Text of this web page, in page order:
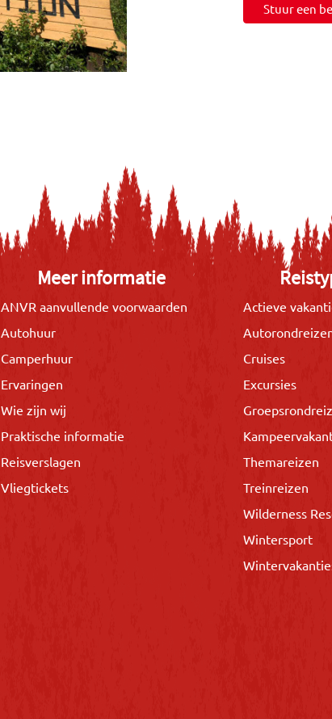
Stuur een
Meer informatie
ANVR aanvullende voorwaarden
Autohuur
Camperhuur
Ervaringen
Wie zijn wij
Praktische informatie
Reisverslagen
Vliegtickets
Actieve
Cruises
Excursies
Themareizen
Treinreizen
Wilderness
Wintersport